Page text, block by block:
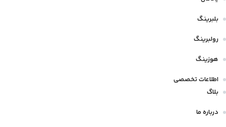
بلبرینگ
رولبرینگ
هوزینگ
اطلاعات تخصصی
بلاگ
درباره ما